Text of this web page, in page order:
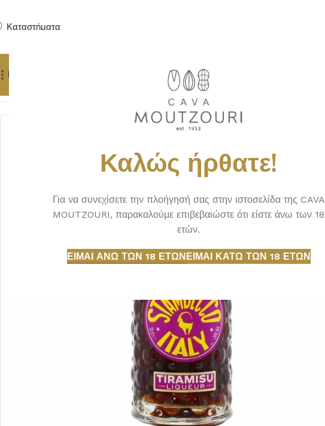
Καλώς ήρθατε!
Για να συνεχίσετε την πλοήγησή σας στην ιστοσελίδα της CAVA
MOUTZOURI, παρακαλούμε επιβεβαιώστε ότι είστε άνω των 18
ετών.
ΕΊΜΑΙ ΆΝΩ ΤΩΝ 18 ΕΤΏΝ ΕΊΜΑΙ ΚΆΤΩ ΤΩΝ 18 ΕΤΏΝ
Καταστήματα
Προϊόντα Yachting Services
STAMBECCO TIRAMISU